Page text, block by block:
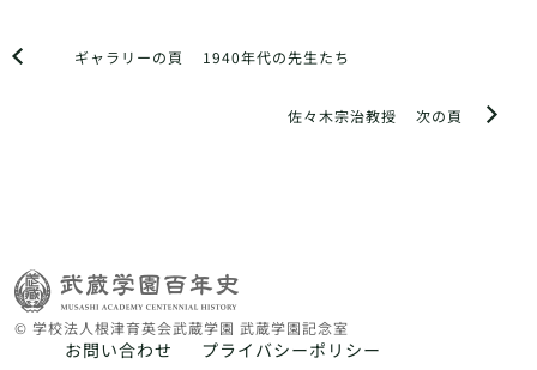
ギャラリーの頁 1940年代の先生たち
次の頁
佐々木宗治教授
© 学校法人根津育英会武蔵学園 武蔵学園記念室
お問い合わせ プライバシーポリシー